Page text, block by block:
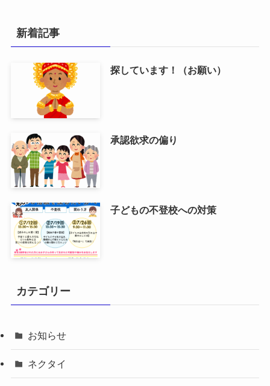
新着記事
探しています！（お願い）
承認欲求の偏り
子どもの不登校への対策
カテゴリー
お知らせ
ネクタイ